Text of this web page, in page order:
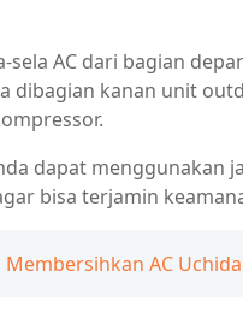
sela AC dari bagian
dibagian kanan unit
dapat menggunakan
bisa terjamin
Membersihkan AC Uchida